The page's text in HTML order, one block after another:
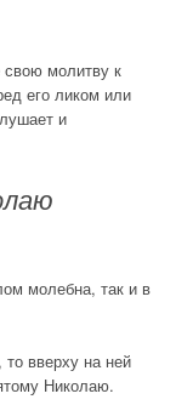
свою молитву к
его ликом или
и
молебна, так и в
вверху на ней
Николаю.